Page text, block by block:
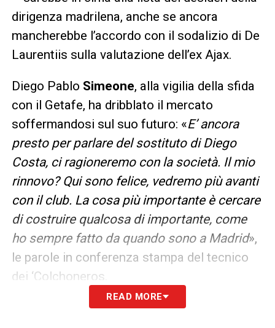
dirigenza madrilena, anche se ancora
mancherebbe l’accordo con il sodalizio di De
Laurentiis sulla valutazione dell’ex Ajax.
Diego Pablo Simeone, alla vigilia della sfida
con il Getafe, ha dribblato il mercato
soffermandosi sul suo futuro: «E’ ancora
presto per parlare del sostituto di Diego
Costa, ci ragioneremo con la società. Il mio
rinnovo? Qui sono felice, vedremo più avanti
con il club. La cosa più importante è cercare
di costruire qualcosa di importante, come
ho sempre fatto da quando sono a Madrid»,
le parole in conferenza stampa del tecnico
dei ‘Colchoneros.
LEGGI ANCHE:Giocatori Italiani all’estero:
READ MORE